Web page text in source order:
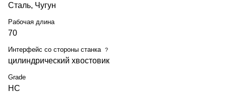
Сталь, Чугун
Рабочая длина
70
Интерфейс со стороны станка ?
цилиндрический хвостовик
Grade
HC